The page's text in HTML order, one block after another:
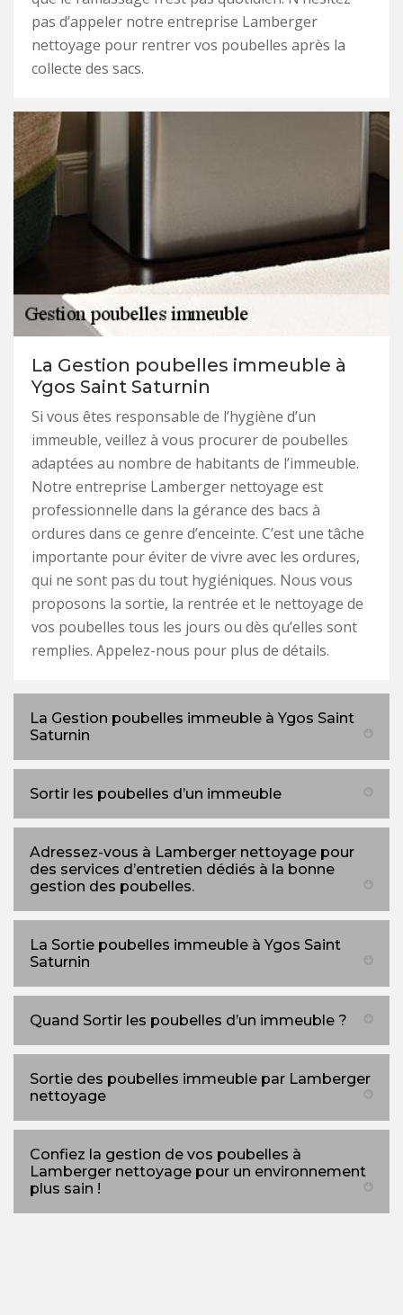
pas d’appeler notre entreprise Lamberger
nettoyage pour rentrer vos poubelles après la
collecte des sacs.
La Gestion poubelles immeuble à
Ygos Saint Saturnin
Si vous êtes responsable de l’hygiène d’un
immeuble, veillez à vous procurer de poubelles
adaptées au nombre de habitants de l’immeuble.
Notre entreprise Lamberger nettoyage est
professionnelle dans la gérance des bacs à
ordures dans ce genre d’enceinte. C’est une tâche
importante pour éviter de vivre avec les ordures,
qui ne sont pas du tout hygiéniques. Nous vous
proposons la sortie, la rentrée et le nettoyage de
vos poubelles tous les jours ou dès qu’elles sont
remplies. Appelez-nous pour plus de détails.
La Gestion poubelles immeuble à Ygos Saint
Saturnin
Sortir les poubelles d’un immeuble
Adressez-vous à Lamberger nettoyage pour
des services d’entretien dédiés à la bonne
gestion des poubelles.
La Sortie poubelles immeuble à Ygos Saint
Saturnin
Quand Sortir les poubelles d’un immeuble ?
Sortie des poubelles immeuble par Lamberger
nettoyage
Confiez la gestion de vos poubelles à
Lamberger nettoyage pour un environnement
plus sain !